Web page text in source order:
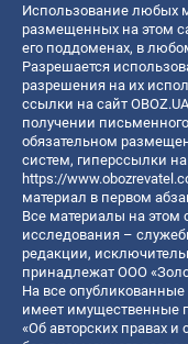
Использование любых
размещенных на этом
его поддоменах, в
Разрешается
разрешения на их
ссылки на сайт
получении
обязательном
систем, гиперссылки
https://
материал в первом
Все материалы на этом
исследования –
редакции,
принадлежат ООО
На все
имеет имущественные
«Об авторских правах